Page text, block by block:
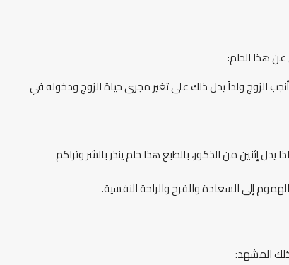
عن هذا الحلم:
الزوج ولداً يدل ذلك على تغير مجرى حياة الزوج ودخوله في
إثنين من الذكور، بالطبع هذا حلم ينذر بالشر وتراكم
إلى السعادة والفرح والراحة النفسية.
المشهد: